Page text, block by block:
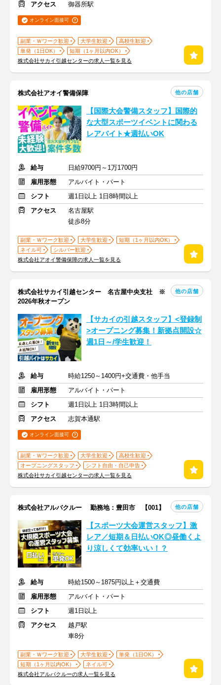
アクセス
御器所駅
オンライン面接可
副業・Ｗワーク歓迎 大学生歓迎
高校生歓迎
単発（1日OK）
短期（1ヶ月以内OK）
株式会社サカイ引越センターの求人一覧を見る
株式会社アオイ警備保障 他の店舗
【国際大会警備スタッフ】国際的
な大型スポーツイベントに関わる
レアバイト★週払いOK
給与
日給9700円～1万1700円
雇用形態
アルバイト・パート
シフト
週1日以上 1日8時間以上
アクセス
名古屋駅
徒歩8分
副業・Ｗワーク歓迎 大学生歓迎
短期（1ヶ月以内OK）
ネイル可
シルバー歓迎
株式会社アオイ警備保障の求人一覧を見る
株式会社サカイ引越センター 名古屋中央支社 ※
2026年秋オープン
他の店舗
【サカイの引越スタッフ】<登録制
>オープニング募集！新拠点開設☆
週1日～/学生歓迎！
給与
時給1250～1400円+交通費・他手当
雇用形態
アルバイト・パート
シフト
週1日以上 1日3時間以上
アクセス
志賀本通駅
オンライン面接可
副業・Ｗワーク歓迎 大学生歓迎
高校生歓迎
オープニングスタッフ
シフト自由・自己申告
株式会社サカイ引越センターの求人一覧を見る
株式会社アルバクルー 勤務地：豊田市 【001】 他の店舗
【スポーツ大会運営スタッフ】激
レア／短期＆日払いOK◎昼働くよ
り涼しくて効率いい！？
給与
時給1500～1875円以上＋交通費
雇用形態
アルバイト・パート
シフト
週1日以上
アクセス
越戸駅
車8分
副業・Ｗワーク歓迎 大学生歓迎
単発（1日OK）
短期（1ヶ月以内OK）
ネイル可
株式会社アルバクルーの求人一覧を見る